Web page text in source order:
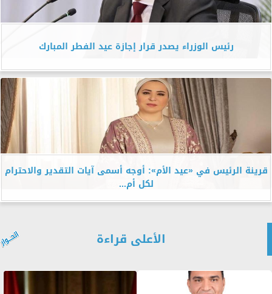
رئيس الوزراء يصدر قرار إجازة عيد الفطر المبارك
قرينة الرئيس في «عيد الأم»: أوجه أسمى آيات التقدير والاحترام
لكل أم...
الأعلى قراءة